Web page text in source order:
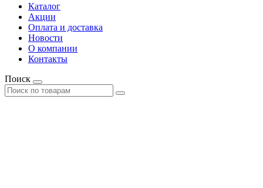
Каталог
Акции
Оплата и доставка
Новости
О компании
Контакты
Поиск